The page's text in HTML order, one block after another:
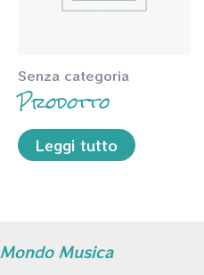
Senza categoria
Prodotto
Leggi tutto
Mondo Musica